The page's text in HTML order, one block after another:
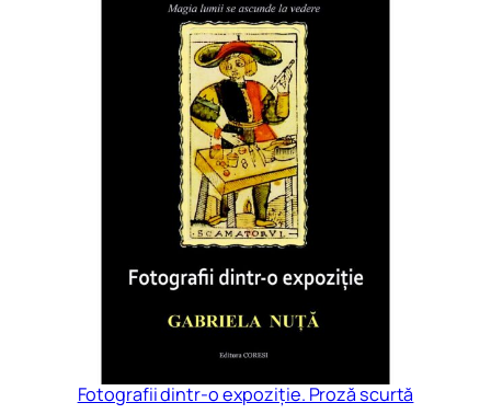
Fotografii dintr-o expoziție. Proză scurtă